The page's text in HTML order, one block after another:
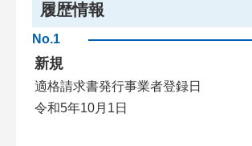
履歴情報
No.1
新規
適格請求書発行事業者登録日
令和5年10月1日